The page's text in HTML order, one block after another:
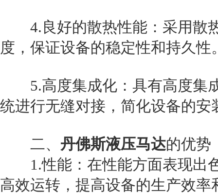
4.良好的散热性能：采用散
度，保证设备的稳定性和持久性
5.高度集成化：具有高度集
统进行无缝对接，简化设备的安
二、 丹佛斯液压马达的优势
1.性能：在性能方面表现出
高效运转，提高设备的生产效率